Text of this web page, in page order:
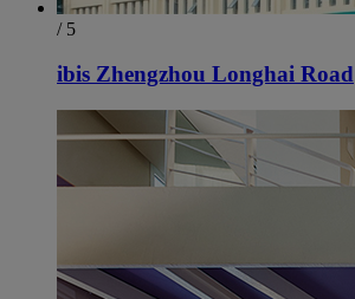
/ 5
ibis Zhengzhou Longhai Road